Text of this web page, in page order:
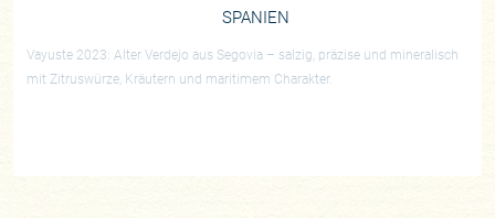
SPANIEN
Vayuste 2023: Alter Verdejo aus Segovia – salzig, präzise und mineralisch
mit Zitruswürze, Kräutern und maritimem Charakter.